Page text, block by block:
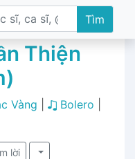
Tìm
Thiện
Vàng Bolero
lời